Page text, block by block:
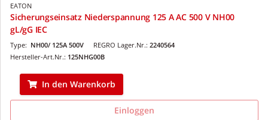
EATON
Sicherungseinsatz Niederspannung 125 A AC 500 V NH00
gL/gG IEC
REGRO Lager.Nr.: 2240564
Type: NH00/ 125A 500V
Hersteller-Art.Nr.: 125NHG00B
In den Warenkorb
Einloggen